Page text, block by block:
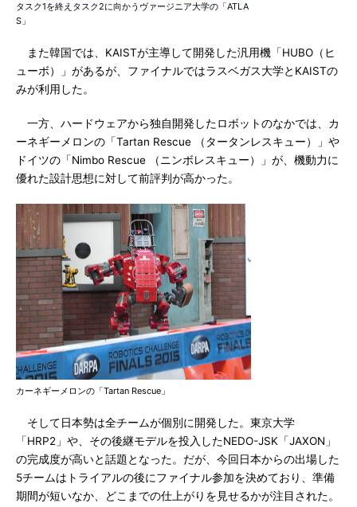
タスク1を終えタスク2に向かうヴァージニア大学の「ATLA
S」
また韓国では、KAISTが主導して開発した汎用機「HUBO（ヒ
ューボ）」があるが、ファイナルではラスベガス大学とKAISTの
みが利用した。
一方、ハードウェアから独自開発したロボットのなかでは、カ
ーネギーメロンの「Tartan Rescue （タータンレスキュー）」や
ドイツの「Nimbo Rescue （ニンボレスキュー）」が、機動力に
優れた設計思想に対して前評判が高かった。
カーネギーメロンの「Tartan Rescue」
そして日本勢は全チームが個別に開発した。東京大学
「HRP2」や、その後継モデルを投入したNEDO-JSK「JAXON」
の完成度が高いと話題となった。だが、今回日本からの出場した
5チームはトライアルの後にファイナル参加を決めており、準備
期間が短いなか、どこまでの仕上がりを見せるかが注目された。